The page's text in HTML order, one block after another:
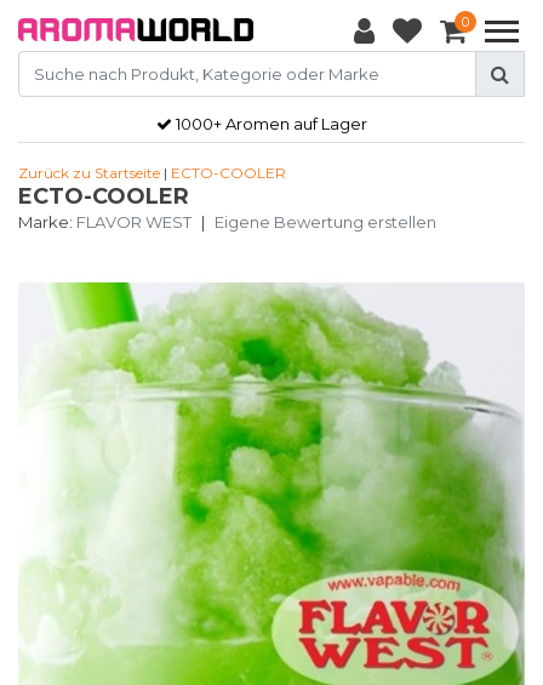
0
1000+ Aromen auf Lager
Zurück zu Startseite | ECTO-COOLER
ECTO-COOLER
Marke: FLAVOR WEST | Eigene Bewertung erstellen